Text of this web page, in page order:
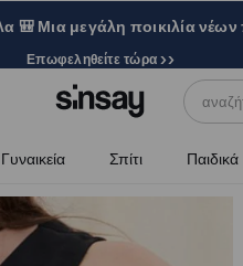
Μια μεγάλη ποικιλία νέων
Επωφεληθείτε τώρα >>
Γυναικεία Σπίτι Παιδικά